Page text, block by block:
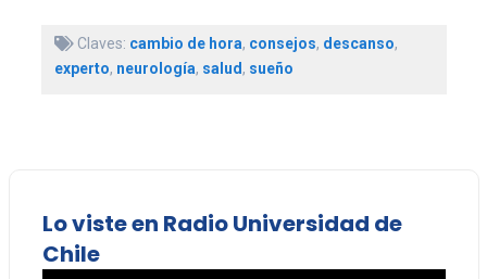
Claves: cambio de hora, consejos, descanso,
experto, neurología, salud, sueño
Lo viste en Radio Universidad de
Chile